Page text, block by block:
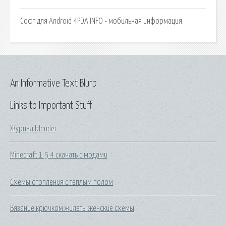
Софт для Android 4PDA.INFO - мобильная информация.
Links to Important Stuff
Журнал blender
Minecraft 1 5 4 скачать с модами
Схемы отопления с теплым полом
Вязание крючком жилеты женские схемы
An Informative Text Blurb